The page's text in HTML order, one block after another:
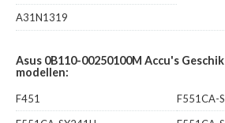
A31N1319
Asus 0B110-00250100M Accu's
modellen:
F451
F551CA-